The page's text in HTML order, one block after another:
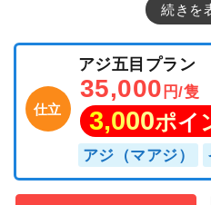
続きを
仕立
アジ五目プラン
35,000 円/隻
3,000ポイ
アジ（マアジ）